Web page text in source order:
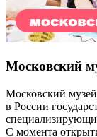
Московский
Московский
в России
С момента